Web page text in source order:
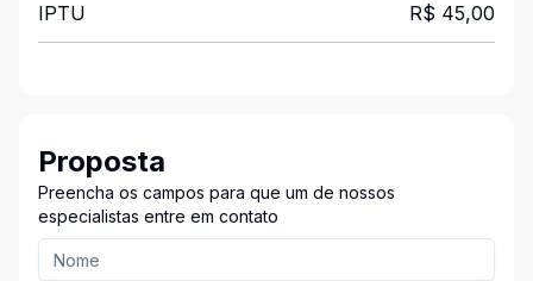
IPTU R$ 45,00
Proposta
Preencha os campos para que um de nossos
especialistas entre em contato